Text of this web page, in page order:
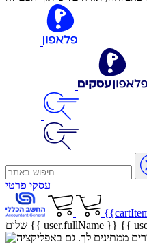
עסקי פרטי
שלום {{ user.fullName }} {{